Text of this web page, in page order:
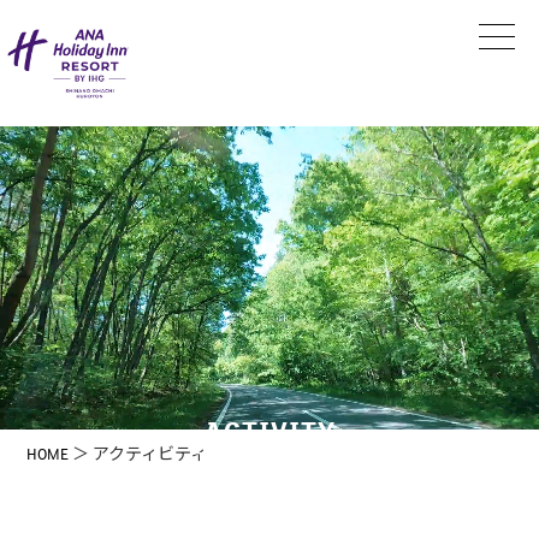
コ
ン
テ
ン
ツ
に
ス
キ
ッ
プ
ACTIVITY
アクティビティ
HOME ＞ アクティビティ